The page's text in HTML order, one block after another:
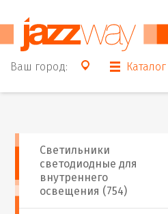
Ваш город: Каталог
Светильники
светодиодные для
внутреннего
освещения (754)